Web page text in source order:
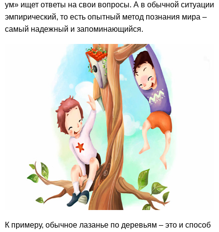
ум» ищет ответы на свои вопросы. А в обычной ситуации
эмпирический, то есть опытный метод познания мира –
самый надежный и запоминающийся.
К примеру, обычное лазанье по деревьям – это и способ